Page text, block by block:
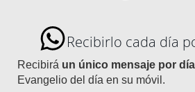
Recibirlo cada día
Recibirá un único mensaje por día
Evangelio del día en su móvil.